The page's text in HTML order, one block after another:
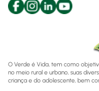
O Verde é Vida, tem como
no meio rural e urbano, suas
criança e do adolescente, bem